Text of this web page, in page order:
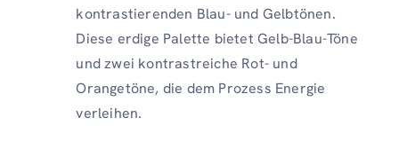
kontrastierenden Blau- und Gelbtönen.
Diese erdige Palette bietet Gelb-Blau-Töne
und zwei kontrastreiche Rot- und
Orangetöne, die dem Prozess Energie
verleihen.